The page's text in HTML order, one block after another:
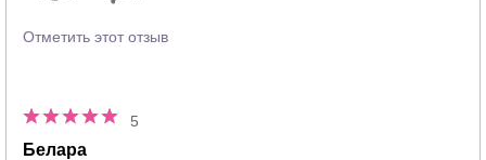
Отметить этот отзыв
5
Белара